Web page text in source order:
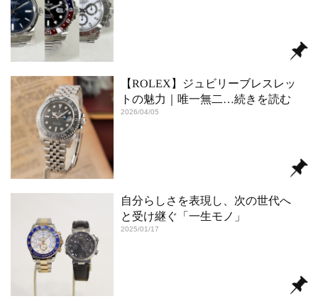
【ROLEX】ジュビリーブレスレッ
トの魅力｜唯一無二 …続きを読む
2026/04/05
自分らしさを表現し、次の世代へ
と受け継ぐ「一生モノ」
2025/01/17